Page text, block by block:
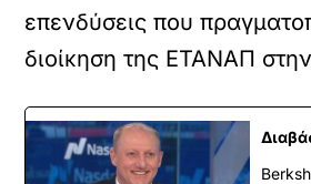
επενδύσεις που
διοίκηση της ΕΤΑΝΑΠ στην